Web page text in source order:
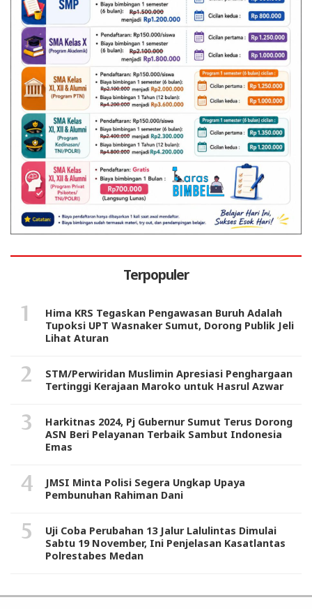
Terpopuler
Hima KRS Tegaskan Pengawasan Buruh Adalah
Tupoksi UPT Wasnaker Sumut, Dorong Publik Jeli
Lihat Aturan
STM/Perwiridan Muslimin Apresiasi Penghargaan
Tertinggi Kerajaan Maroko untuk Hasrul Azwar
Harkitnas 2024, Pj Gubernur Sumut Terus Dorong
ASN Beri Pelayanan Terbaik Sambut Indonesia
Emas
JMSI Minta Polisi Segera Ungkap Upaya
Pembunuhan Rahiman Dani
Uji Coba Perubahan 13 Jalur Lalulintas Dimulai
Sabtu 19 November, Ini Penjelasan Kasatlantas
Polrestabes Medan